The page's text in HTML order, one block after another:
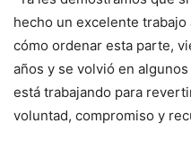
hecho un excelente
cómo ordenar esta parte,
años y se volvió en
está trabajando para
voluntad, compromiso y